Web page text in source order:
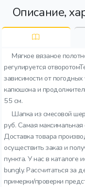
Описание,
Мягкое вязаное
регулируется
зависимости от
капюшона и
55 см.
Шапка из смесовой
руб. Самая
Доставка товара
осуществить заказ и
пункта. У нас в каталоге
bungly. Рассчитаться за
примерки/проверки